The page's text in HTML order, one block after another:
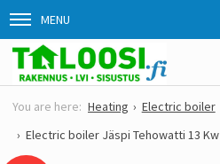
MENU
Heating
Electric boiler
Electric boiler Jäspi Tehowatti 13 Kw